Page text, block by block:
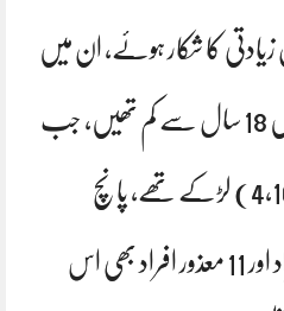
زیادتی کا شکار ہوئے، ان میں
سے 4,451 متاثرین کی عمریں 18 سال سے کم تھیں، جب
کہ زیادہ تر متاثرین (تقریبا 4,100) لڑکے تھے، پانچ
راہبائیں، 156 کمزور بالغ افراد اور 11 معذور افراد بھی اس